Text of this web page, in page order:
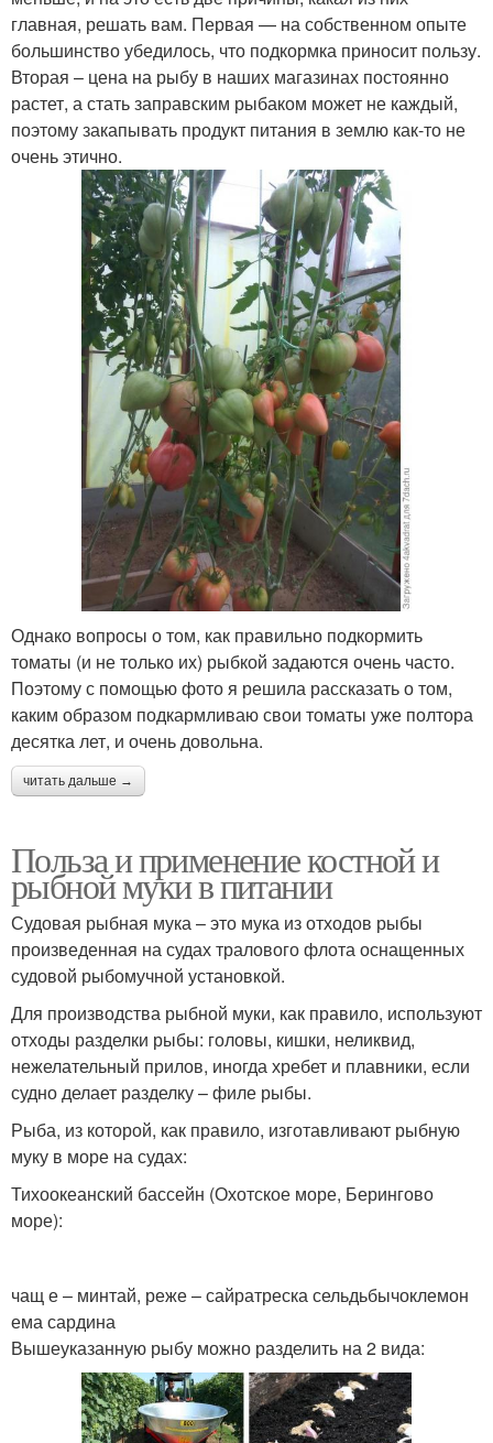
главная, решать вам. Первая — на собственном опыте
большинство убедилось, что подкормка приносит пользу.
Вторая – цена на рыбу в наших магазинах постоянно
растет, а стать заправским рыбаком может не каждый,
поэтому закапывать продукт питания в землю как-то не
очень этично.
Однако вопросы о том, как правильно подкормить
томаты (и не только их) рыбкой задаются очень часто.
Поэтому с помощью фото я решила рассказать о том,
каким образом подкармливаю свои томаты уже полтора
десятка лет, и очень довольна.
читать дальше →
Польза и применение костной и
рыбной муки в питании
Судовая рыбная мука – это мука из отходов рыбы
произведенная на судах тралового флота оснащенных
судовой рыбомучной установкой.
Для производства рыбной муки, как правило, используют
отходы разделки рыбы: головы, кишки, неликвид,
нежелательный прилов, иногда хребет и плавники, если
судно делает разделку – филе рыбы.
Рыба, из которой, как правило, изготавливают рыбную
муку в море на судах:
Тихоокеанский бассейн (Охотское море, Берингово
море):
чащ е – минтай, реже – сайратреска сельдьбычоклемон
ема сардина
Вышеуказанную рыбу можно разделить на 2 вида: